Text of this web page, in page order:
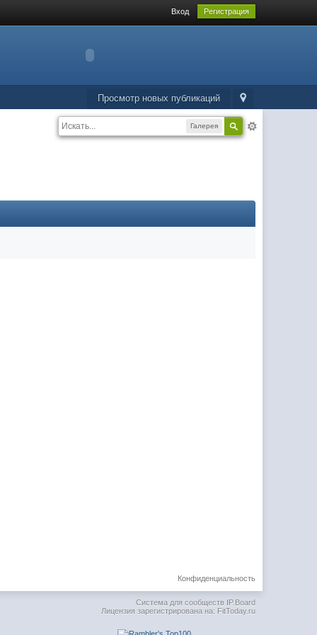
Вход Регистрация
Просмотр новых публикаций
Галерея
Конфиденциальность
Система для сообществ IP.Board
Лицензия зарегистрирована на: FitToday.ru